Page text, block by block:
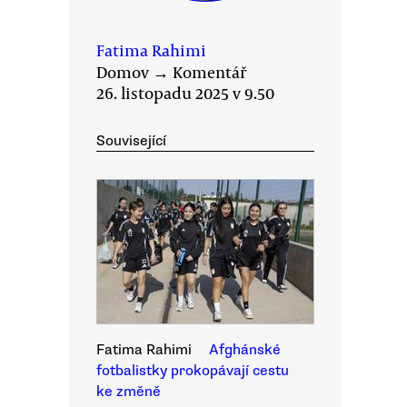
Fatima Rahimi
Domov → Komentář
26. listopadu 2025 v 9.50
Související
Fatima Rahimi
Afghánské
fotbalistky prokopávají cestu
ke změně